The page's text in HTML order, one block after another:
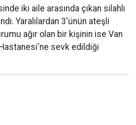
iki aile arasında çıkan silahlı
Yaralılardan 3'ünün ateşli
ağır olan bir kişinin ise Van
sevk edildiği